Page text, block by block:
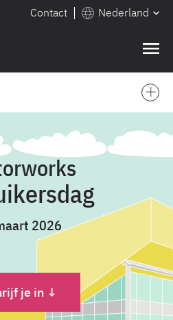
Contact Nederland
❌
2026
je in ↓